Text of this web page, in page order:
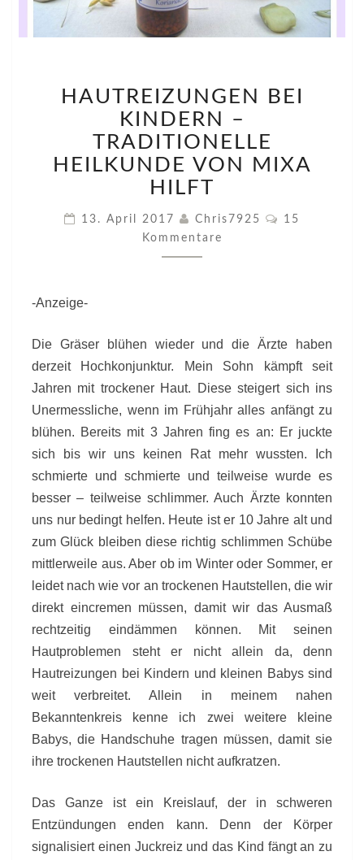
BEI
KINDERN
–
TRADITIONELLE
HEILKUNDE
VON
HILFT
HAUTREIZUNGEN BEI
KINDERN –
TRADITIONELLE
HEILKUNDE VON MIXA
HILFT
13. April 2017 Chris7925 Kommentare
15
Kommentare
-Anzeige-
Die Gräser blühen wieder und die Ärzte haben
derzeit Hochkonjunktur. Mein Sohn kämpft seit
Jahren mit trockener Haut. Diese steigert sich ins
Unermessliche, wenn im Frühjahr alles anfängt zu
blühen. Bereits mit 3 Jahren fing es an: Er juckte
sich bis wir uns keinen Rat mehr wussten. Ich
schmierte und schmierte und teilweise wurde es
besser – teilweise schlimmer. Auch Ärzte konnten
uns nur bedingt helfen. Heute ist er 10 Jahre alt und
zum Glück bleiben diese richtig schlimmen Schübe
mittlerweile aus. Aber ob im Winter oder Sommer, er
leidet nach wie vor an trockenen Hautstellen, die wir
direkt eincremen müssen, damit wir das Ausmaß
rechtzeitig eindämmen können. Mit seinen
Hautproblemen steht er nicht allein da, denn
Hautreizungen bei Kindern und kleinen Babys sind
weit verbreitet. Allein in meinem nahen
Bekanntenkreis kenne ich zwei weitere kleine
Babys, die Handschuhe tragen müssen, damit sie
ihre trockenen Hautstellen nicht aufkratzen.
Das Ganze ist ein Kreislauf, der in schweren
Entzündungen enden kann. Denn der Körper
signalisiert einen Juckreiz und das Kind fängt an zu